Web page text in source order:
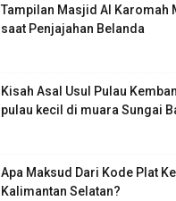
Tampilan Masjid Al Karomah
saat Penjajahan Belanda
Kisah Asal Usul Pulau
pulau kecil di muara Sungai
Apa Maksud Dari Kode Plat
Kalimantan Selatan?